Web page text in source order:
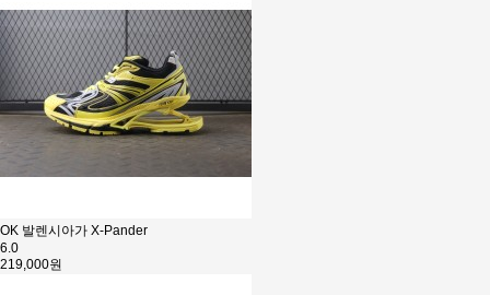
OK 발렌시아가 X-Pander
6.0
219,000원